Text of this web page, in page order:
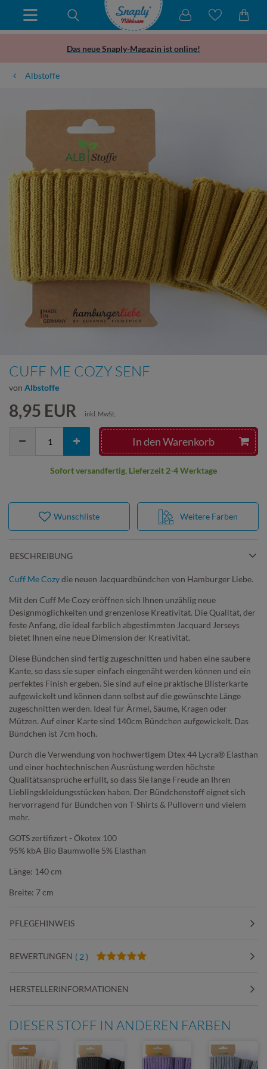
Das neue Snaply-Magazin ist online!
Albstoffe
CUFF ME COZY SENF
von Albstoffe
8,95 EUR inkl. MwSt.
In den Warenkorb
Sofort versandfertig, Lieferzeit 2-4 Werktage
Weitere Farben
Wunschliste
BESCHREIBUNG
Cuff Me Cozydie neuen Jacquardbündchen von Hamburger Liebe.
Mit den Cuff Me Cozy eröffnen sich Ihnen unzählig neue
Designmöglichkeiten und grenzenlose Kreativität. Die Qualität, der
feste Anfang, die ideal farblich abgestimmten Jacquard Jerseys
bietet Ihnen eine neue Dimension der Kreativität.
Diese Bündchen sind fertig zugeschnitten und haben eine saubere
Kante, so dass sie super einfach eingenäht werden können und ein
perfektes Finish ergeben. Sie sind auf eine praktische Blisterkarte
aufgewickelt und können dann selbst auf die gewünschte Länge
zugeschnitten werden. Ideal für Ärmel, Säume, Kragen oder
Mützen. Auf einer Karte sind 140cm Bündchen aufgewickelt. Das
Bündchen ist 7cm hoch.
Durch die Verwendung von hochwertigem Dtex 44 Lycra® Elasthan
und einer hochtechnischen Ausrüstung werden höchste
Qualitätsansprüche erfüllt, so dass Sie lange Freude an Ihren
Lieblingskleidungsstücken haben. Der Bündchenstoff eignet sich
hervorragend für Bündchen von T-Shirts & Pullovern und vielem
mehr.
GOTS zertifizert - Ökotex 100
95% kbA Bio Baumwolle 5% Elasthan
Länge: 140 cm
Breite: 7 cm
PFLEGEHINWEIS
BEWERTUNGEN ( 2 )
HERSTELLERINFORMATIONEN
DIESER STOFF IN ANDEREN FARBEN